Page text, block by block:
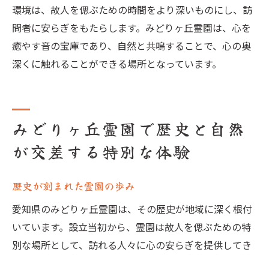
環境は、故人を偲ぶための時間をより深いものにし、訪
問者に安らぎをもたらします。みどりヶ丘霊園は、心を
癒やす音の宝庫であり、自然と共鳴することで、心の奥
深くに触れることができる場所となっています。
みどりヶ丘霊園で歴史と自然
が交差する特別な体験
歴史が刻まれた霊園の歩み
愛知県のみどりヶ丘霊園は、その歴史が地域に深く根付
いています。設立当初から、霊園は故人を偲ぶための特
別な場所として、訪れる人々に心の安らぎを提供してき